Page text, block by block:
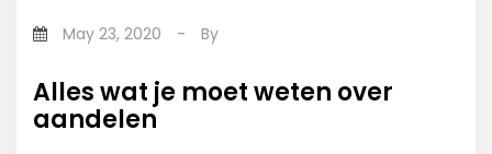
May 23, 2020 - By
Alles wat je moet weten over
aandelen